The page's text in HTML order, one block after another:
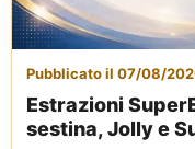
Pubblicato il 07/08/
Estrazioni
sestina, Jolly e